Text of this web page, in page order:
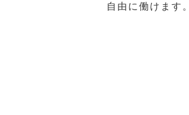
自由に働けます。